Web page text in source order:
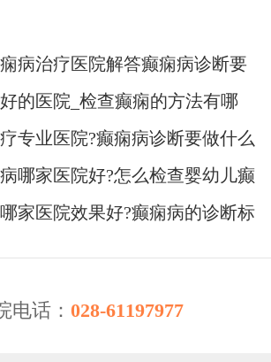
病治疗医院解答癫痫病诊断要
的医院_检查癫痫的方法有哪
专业医院?癫痫病诊断要做什么
哪家医院好?怎么检查婴幼儿癫
家医院效果好?癫痫病的诊断标
电话： 028-61197977